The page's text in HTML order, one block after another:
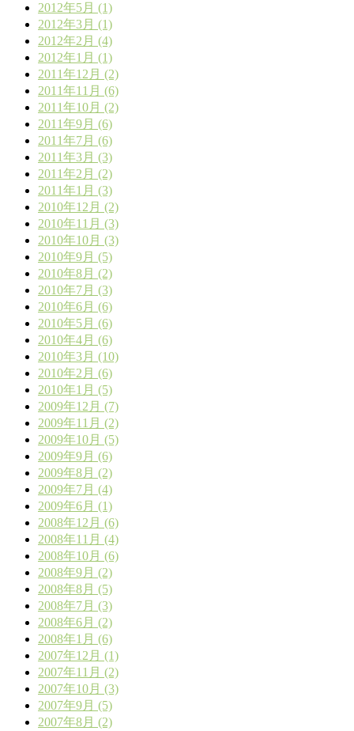
2012年5月 (1)
2012年3月 (1)
2012年2月 (4)
2012年1月 (1)
2011年12月 (2)
2011年11月 (6)
2011年10月 (2)
2011年9月 (6)
2011年7月 (6)
2011年3月 (3)
2011年2月 (2)
2011年1月 (3)
2010年12月 (2)
2010年11月 (3)
2010年10月 (3)
2010年9月 (5)
2010年8月 (2)
2010年7月 (3)
2010年6月 (6)
2010年5月 (6)
2010年4月 (6)
2010年3月 (10)
2010年2月 (6)
2010年1月 (5)
2009年12月 (7)
2009年11月 (2)
2009年10月 (5)
2009年9月 (6)
2009年8月 (2)
2009年7月 (4)
2009年6月 (1)
2008年12月 (6)
2008年11月 (4)
2008年10月 (6)
2008年9月 (2)
2008年8月 (5)
2008年7月 (3)
2008年6月 (2)
2008年1月 (6)
2007年12月 (1)
2007年11月 (2)
2007年10月 (3)
2007年9月 (5)
2007年8月 (2)